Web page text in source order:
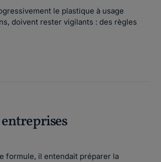
le plastique à usage
doivent rester vigilants : des règles
formule, il entendait préparer la